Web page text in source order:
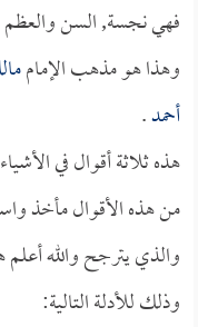
فهي نجسة, السن
وهذا هو مذهب الإمام
أحمد.
هذه ثلاثة أقوال في
من هذه الأقوال مأخذ
والذي يترجح والله أعلم
وذلك للأدلة التالية: